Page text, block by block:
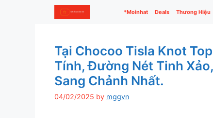
*Moinhat Deals Thương Hiệu
Tại Chocoo Tisla Knot
Tính, Đường Nét Tinh
Sang Chảnh Nhất.
04/02/2025 by mggvn